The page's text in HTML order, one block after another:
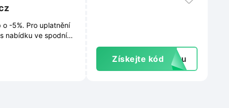
-5%. Pro uplatnění
nabídku ve spodním
a exkluzivních
Získejte kód extu